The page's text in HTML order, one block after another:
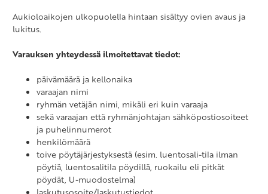
Aukioloaikojen ulkopuolella hintaan sisältyy ovien avaus ja
lukitus.
Varauksen yhteydessä ilmoitettavat tiedot:
päivämäärä ja kellonaika
varaajan nimi
ryhmän vetäjän nimi, mikäli eri kuin varaaja
sekä varaajan että ryhmänjohtajan sähköpostiosoiteet
ja puhelinnumerot
henkilömäärä
toive pöytäjärjestyksestä (esim. luentosali-tila ilman
pöytiä, luentosalitila pöydillä, ruokailu eli pitkät
pöydät, U-muodostelma)